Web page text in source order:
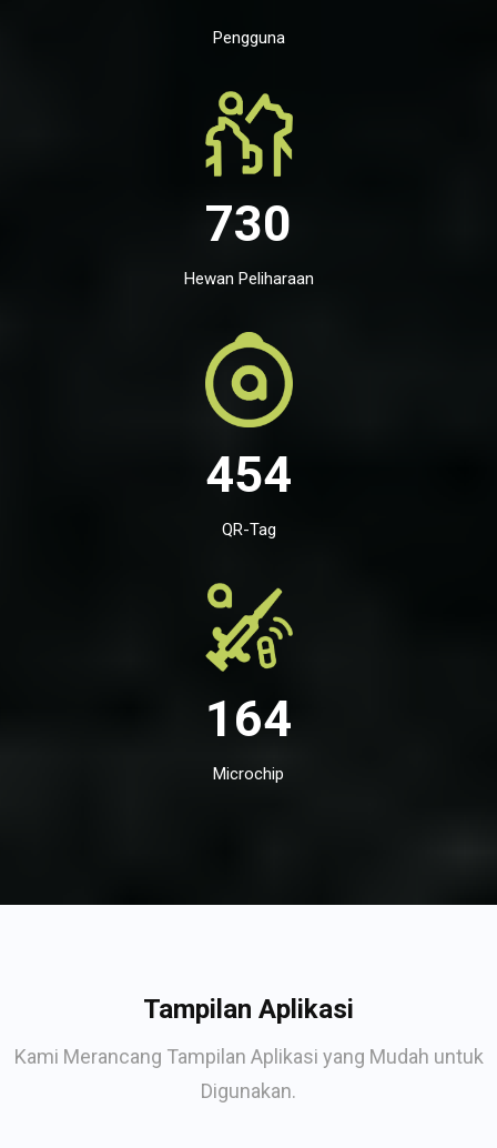
Pengguna
730
Hewan Peliharaan
454
QR-Tag
164
Microchip
Tampilan Aplikasi
Kami Merancang Tampilan Aplikasi yang Mudah untuk
Digunakan.